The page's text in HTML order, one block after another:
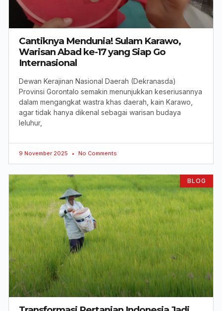
Cantiknya Mendunia! Sulam Karawo,
Warisan Abad ke-17 yang Siap Go
Internasional
Dewan Kerajinan Nasional Daerah (Dekranasda)
Provinsi Gorontalo semakin menunjukkan keseriusannya
dalam mengangkat wastra khas daerah, kain Karawo,
agar tidak hanya dikenal sebagai warisan budaya
leluhur,
9 November 2025 No Comments
BLOG